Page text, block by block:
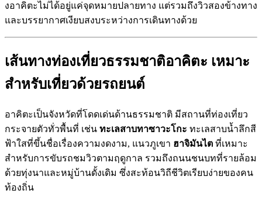
งอาคิตะไม่ได้อยู่แค่จุดหมายปลายทาง แต่รวมถึงวิวสองข้างทาง
และบรรยากาศเงียบสงบระหว่างการเดินทางด้วย
เส้นทางท่องเที่ยวธรรมชาติอาคิตะ เหมาะ
สำหรับเที่ยวด้วยรถยนต์
อาคิตะเป็นจังหวัดที่โดดเด่นด้านธรรมชาติ มีสถานที่ท่องเที่ยว
กระจายตัวทั่วพื้นที่ เช่น ทะเลสาบทาซาวะโกะ ทะเลสาบน้ำลึกสี
ฟ้าใสที่ขึ้นชื่อเรื่องความงดงาม, แนวภูเขา ฮาจิมันไต ที่เหมาะ
สำหรับการขับรถชมวิวตามฤดูกาล รวมถึงถนนชนบทที่รายล้อม
ด้วยทุ่งนาและหมู่บ้านดั้งเดิม ซึ่งสะท้อนวิถีชีวิตเรียบง่ายของคน
ท้องถิ่น